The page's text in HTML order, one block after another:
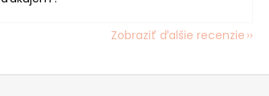
Zobraziť ďalšie recenzie